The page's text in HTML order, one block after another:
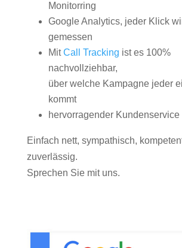
Monitorring
Google Analytics, jeder Klick
gemessen
MitCall Tracking ist es 100%
nachvollziehbar,
über welche Kampagne jeder
kommt
hervorragender Kundenservice
Einfach nett, sympathisch,
zuverlässig.
Sprechen Sie mit uns.